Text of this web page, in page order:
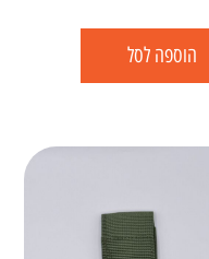
הוספה לסל